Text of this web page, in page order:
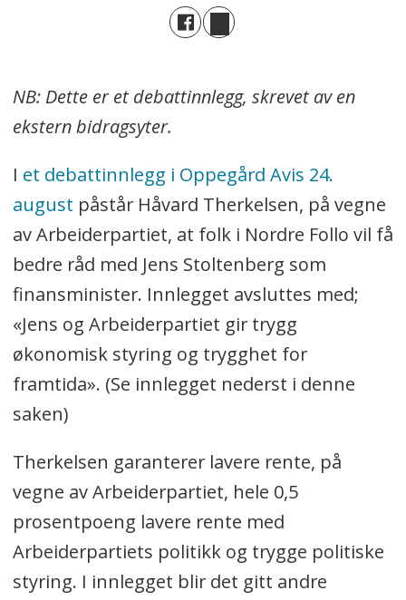
NB: Dette er et debattinnlegg, skrevet av en
ekstern bidragsyter.
I et debattinnlegg i Oppegård Avis 24.
august påstår Håvard Therkelsen, på vegne
av Arbeiderpartiet, at folk i Nordre Follo vil få
bedre råd med Jens Stoltenberg som
finansminister. Innlegget avsluttes med;
«Jens og Arbeiderpartiet gir trygg
økonomisk styring og trygghet for
framtida». (Se innlegget nederst i denne
saken)
Therkelsen garanterer lavere rente, på
vegne av Arbeiderpartiet, hele 0,5
prosentpoeng lavere rente med
Arbeiderpartiets politikk og trygge politiske
styring. I innlegget blir det gitt andre